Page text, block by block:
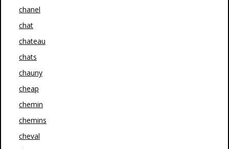
chanel
chat
chateau
chats
chauny
cheap
chemin
chemins
cheval